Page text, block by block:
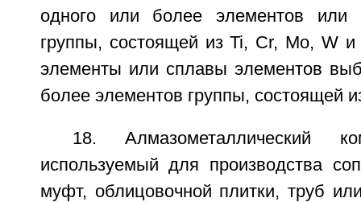
одного или более элементов или
группы, состоящей из Ti, Cr, Mo, W
элементы или сплавы элементов
более элементов группы, состоящей
18. Алмазометаллический
используемый для производства
муфт, облицовочной плитки, труб